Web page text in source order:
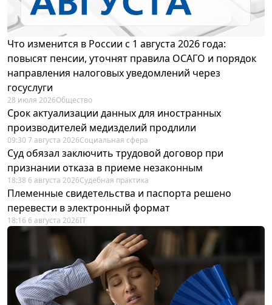
Что изменится в России с 1 августа 2026 года:
повысят пенсии, уточнят правила ОСАГО и порядок
направления налоговых уведомлений через
госуслуги
28 июля 2026Общество
Срок актуализации данных для иностранных
производителей медизделий продлили
09:30 7 августа 2026Социальная сфера
Суд обязал заключить трудовой договор при
признании отказа в приеме незаконным
18:38 6 августа 2026Судебная практика
Племенные свидетельства и паспорта решено
перевести в электронный формат
18:16 6 августа 2026IT